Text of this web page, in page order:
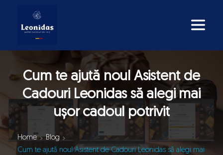
Cum te ajută noul Asistent de
Cadouri Leonidas să alegi mai
ușor cadoul potrivit
Home
Blog
Cum te ajută noul Asistent de Cadouri Leonidas să alegi mai